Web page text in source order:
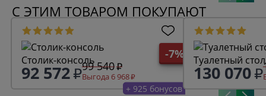
С ЭТИМ ТОВАРОМ ПОКУПАЮТ
-7%
Столик-консоль
92 572 99 540
Выгода 6 968
+ 925 бонусов
Туалетный
130 070